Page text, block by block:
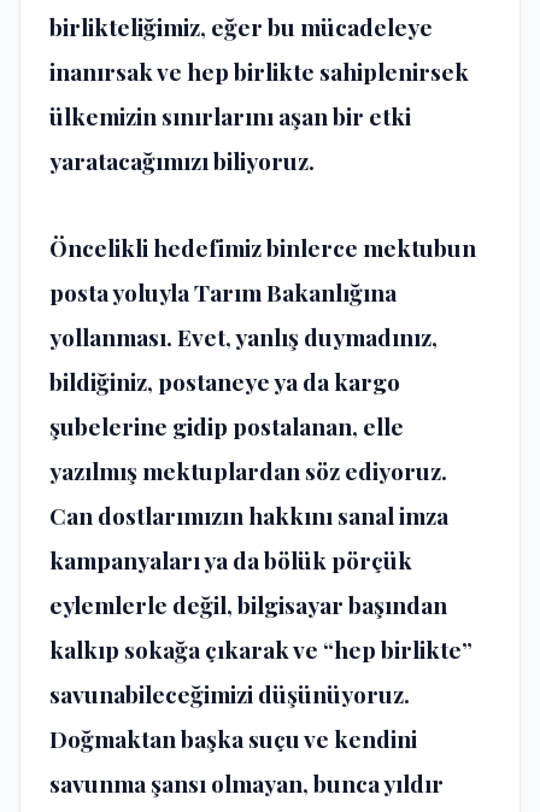
birlikteliğimiz, eğer bu mücadeleye
inanırsak ve hep birlikte sahiplenirsek
ülkemizin sınırlarını aşan bir etki
yaratacağımızı biliyoruz.
Öncelikli hedefimiz binlerce mektubun
posta yoluyla Tarım Bakanlığına
yollanması. Evet, yanlış duymadınız,
bildiğiniz, postaneye ya da kargo
şubelerine gidip postalanan, elle
yazılmış mektuplardan söz ediyoruz.
Can dostlarımızın hakkını sanal imza
kampanyaları ya da bölük pörçük
eylemlerle değil, bilgisayar başından
kalkıp sokağa çıkarak ve “hep birlikte”
savunabileceğimizi düşünüyoruz.
Doğmaktan başka suçu ve kendini
savunma şansı olmayan, bunca yıldır